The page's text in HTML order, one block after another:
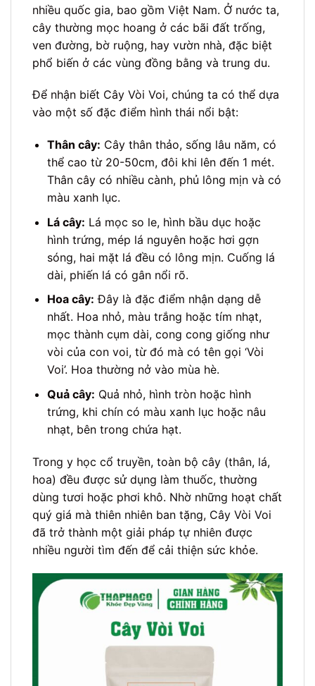
nhiều quốc gia, bao gồm Việt Nam. Ở nước ta,
cây thường mọc hoang ở các bãi đất trống,
ven đường, bờ ruộng, hay vườn nhà, đặc biệt
phổ biến ở các vùng đồng bằng và trung du.
Để nhận biết Cây Vòi Voi, chúng ta có thể dựa
vào một số đặc điểm hình thái nổi bật:
Thân cây: Cây thân thảo, sống lâu năm, có
thể cao từ 20-50cm, đôi khi lên đến 1 mét.
Thân cây có nhiều cành, phủ lông mịn và có
màu xanh lục.
Lá cây: Lá mọc so le, hình bầu dục hoặc
hình trứng, mép lá nguyên hoặc hơi gợn
sóng, hai mặt lá đều có lông mịn. Cuống lá
dài, phiến lá có gân nổi rõ.
Hoa cây: Đây là đặc điểm nhận dạng dễ
nhất. Hoa nhỏ, màu trắng hoặc tím nhạt,
mọc thành cụm dài, cong cong giống như
vòi của con voi, từ đó mà có tên gọi ‘Vòi
Voi’. Hoa thường nở vào mùa hè.
Quả cây: Quả nhỏ, hình tròn hoặc hình
trứng, khi chín có màu xanh lục hoặc nâu
nhạt, bên trong chứa hạt.
Trong y học cổ truyền, toàn bộ cây (thân, lá,
hoa) đều được sử dụng làm thuốc, thường
dùng tươi hoặc phơi khô. Nhờ những hoạt chất
quý giá mà thiên nhiên ban tặng, Cây Vòi Voi
đã trở thành một giải pháp tự nhiên được
nhiều người tìm đến để cải thiện sức khỏe.